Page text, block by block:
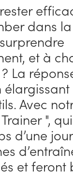
dans
et à
La
Avec
",
d’une
et feront